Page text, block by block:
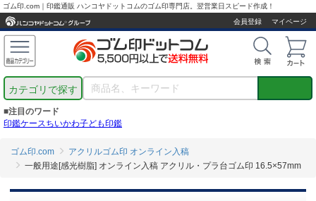
ゴム印.com｜印鑑通販 ハンコヤドットコムのゴム印専門店。翌営業日スピード作成！
会員登録
マイページ
カテゴリで探す
■注目のワード
印鑑ケースちいかわ子ども印鑑
ゴム印.com
アクリルゴム印 オンライン入稿
一般用途[感光樹脂] オンライン入稿 アクリル・プラ台ゴム印 16.5×57mm